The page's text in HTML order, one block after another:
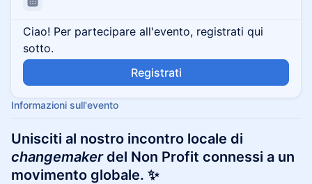
Ciao! Per partecipare all'evento, registrati qui
sotto.
Registrati
Informazioni sull'evento
Unisciti al nostro incontro locale di
changemakerdel Non Profit connessi a un
movimento globale. ✨